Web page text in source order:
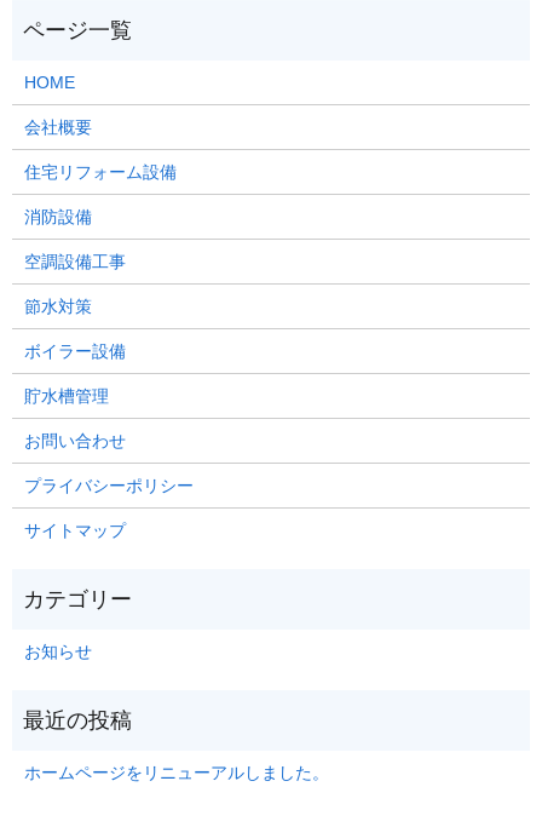
HOME
会社概要
住宅リフォーム設備
消防設備
空調設備工事
節水対策
ボイラー設備
貯水槽管理
お問い合わせ
プライバシーポリシー
サイトマップ
お知らせ
ホームページをリニューアルしました。